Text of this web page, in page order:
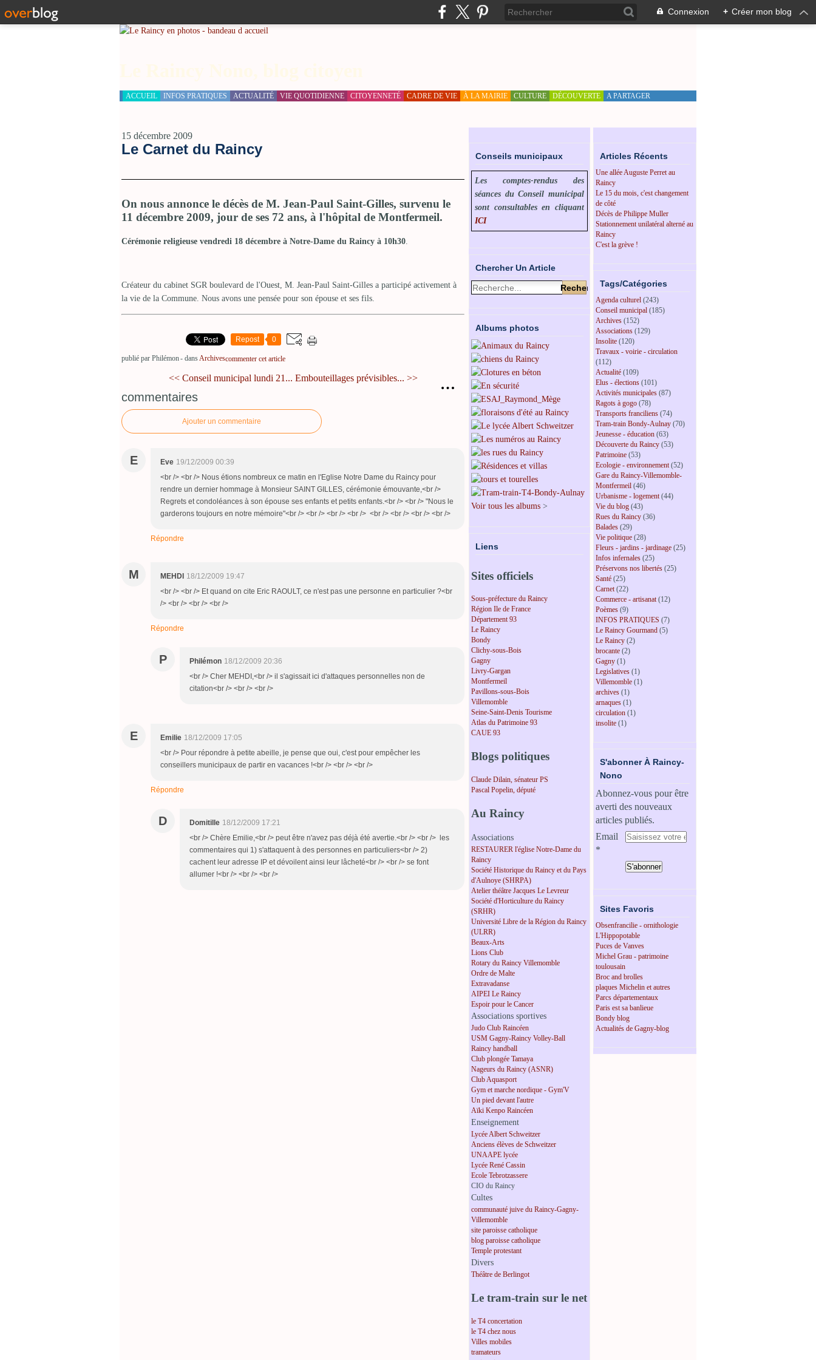
Connexion + Créer mon blog
ACCUEIL INFOS PRATIQUES ACTUALITÉ VIE QUOTIDIENNE CITOYENNETÉ CADRE DE VIE À LA MAIRIE CULTURE DÉCOUVERTE A PARTAGER
15 décembre 2009
Le Carnet du Raincy
On nous annonce le décès de M. Jean-Paul Saint-Gilles, survenu le
11 décembre 2009, jour de ses 72 ans, à l'hôpital de Montfermeil.
Cérémonie religieuse vendredi 18 décembre à Notre-Dame du Raincy à 10h30.
Créateur du cabinet SGR boulevard de l'Ouest, M. Jean-Paul Saint-Gilles a participé activement à
la vie de la Commune. Nous avons une pensée pour son épouse et ses fils.
Repost 0
publié par Philémon- dansArchivescommenter cet article
…
<< Conseil municipal lundi 21... Embouteillages prévisibles... >>
commentaires
Ajouter un commentaire
E Eve 19/12/2009 00:39
<br /> <br /> Nous étions nombreux ce matin en l'Eglise Notre Dame du Raincy pour
rendre un dernier hommage à Monsieur SAINT GILLES, cérémonie émouvante,<br />
Regrets et condoléances à son épouse ses enfants et petits enfants.<br /> <br /> "Nous le
garderons toujours en notre mémoire"<br /> <br /> <br /> <br /> <br /> <br /> <br /> <br />
Répondre
M MEHDI 18/12/2009 19:47
<br /> <br /> Et quand on cite Eric RAOULT, ce n'est pas une personne en particulier ?<br
/> <br /> <br /> <br />
Répondre
P Philémon 18/12/2009 20:36
<br /> Cher MEHDI,<br /> il s'agissait ici d'attaques personnelles non de
citation<br /> <br /> <br />
E Emilie 18/12/2009 17:05
<br /> Pour répondre à petite abeille, je pense que oui, c'est pour empêcher les
conseillers municipaux de partir en vacances !<br /> <br /> <br />
Répondre
D Domitille 18/12/2009 17:21
<br /> Chère Emilie,<br /> peut être n'avez pas déjà été avertie.<br /> <br /> les
commentaires qui 1) s'attaquent à des personnes en particuliers<br /> 2)
cachent leur adresse IP et dévoilent ainsi leur lâcheté<br /> <br /> se font
allumer !<br /> <br /> <br />
Conseils municipaux
Les comptes-rendus des
séances du Conseil municipal
sont consultables en cliquant
ICI
Chercher Un Article
Albums photos
Voir tous les albums >
Liens
Sites officiels
Sous-préfecture du Raincy
Région Ile de France
Département 93
Le Raincy
Bondy
Clichy-sous-Bois
Gagny
Livry-Gargan
Montfermeil
Pavillons-sous-Bois
Villemomble
Seine-Saint-Denis Tourisme
Atlas du Patrimoine 93
CAUE 93
Blogs politiques
Claude Dilain, sénateur PS
Pascal Popelin, député
Au Raincy
Associations
RESTAURER l'église Notre-Dame du
Raincy
Société Historique du Raincy et du Pays
d'Aulnoye (SHRPA)
Atelier théâtre Jacques Le Levreur
Société d'Horticulture du Raincy
(SRHR)
Université Libre de la Région du Raincy
(ULRR)
Beaux-Arts
Lions Club
Rotary du Raincy Villemomble
Ordre de Malte
Extravadanse
AIPEI Le Raincy
Espoir pour le Cancer
Associations sportives
Judo Club Raincéen
USM Gagny-Raincy Volley-Ball
Raincy handball
Club plongée Tamaya
Nageurs du Raincy (ASNR)
Club Aquasport
Gym et marche nordique - Gym'V
Un pied devant l'autre
Aïki Kenpo Raincéen
Enseignement
Lycée Albert Schweitzer
Anciens élèves de Schweitzer
UNAAPE lycée
Lycée René Cassin
Ecole Tebrotzassere
CIO du Raincy
Cultes
communauté juive du Raincy-Gagny-
Villemomble
site paroisse catholique
blog paroisse catholique
Temple protestant
Divers
Théâtre de Berlingot
Le tram-train sur le net
le T4 concertation
le T4 chez nous
Villes mobiles
tramateurs
Articles Récents
Une allée Auguste Perret au
Raincy
Le 15 du mois, c'est changement
de côté
Décès de Philippe Muller
Stationnement unilatéral alterné au
Raincy
C'est la grève !
Tags/Catégories
Agenda culturel (243)
Conseil municipal (185)
Archives (152)
Associations (129)
Insolite (120)
Travaux - voirie - circulation
(112)
Actualité (109)
Elus - élections (101)
Activités municipales (87)
Ragots à gogo (78)
Transports franciliens (74)
Tram-train Bondy-Aulnay (70)
Jeunesse - éducation (63)
Découverte du Raincy (53)
Patrimoine (53)
Ecologie - environnement(52)
Gare du Raincy-Villemomble-
Montfermeil (46)
Urbanisme - logement(44)
Vie du blog (43)
Rues du Raincy (36)
Balades (29)
Vie politique (28)
Fleurs - jardins - jardinage (25)
Infos infernales (25)
Préservons nos libertés (25)
Santé (25)
Carnet(22)
Commerce - artisanat(12)
Poèmes (9)
INFOS PRATIQUES (7)
Le Raincy Gourmand (5)
Le Raincy (2)
brocante (2)
Gagny (1)
Legislatives (1)
Villemomble (1)
archives (1)
arnaques (1)
circulation (1)
insolite (1)
S'abonner À Raincy-
Nono
Abonnez-vous pour être
averti des nouveaux
articles publiés.
Email
Sites Favoris
Obsenfrancilie - ornithologie
L'Hippopotable
Puces de Vanves
Michel Grau - patrimoine
toulousain
Broc and brolles
plaques Michelin et autres
Parcs départementaux
Paris est sa banlieue
Bondy blog
Actualités de Gagny-blog